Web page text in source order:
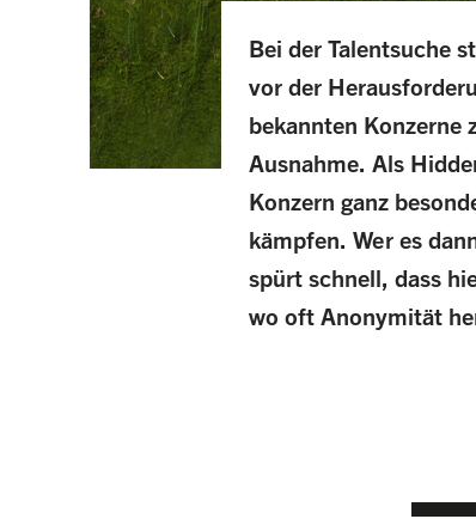
Bei der Talentsuche
vor der
bekannten Konzerne
Ausnahme. Als
Konzern ganz
kämpfen. Wer es
spürt schnell, dass
wo oft Anonymität